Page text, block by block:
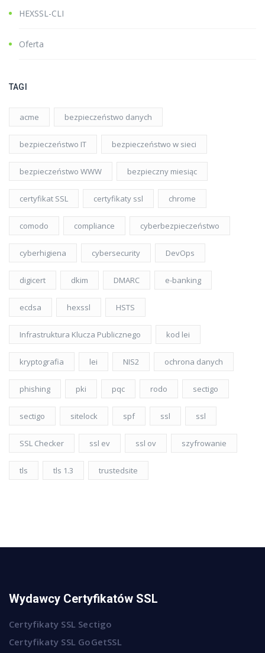
HEXSSL-CLI
Oferta
TAGI
acme bezpieczeństwo danych
bezpieczeństwo IT bezpieczeństwo w sieci
bezpieczeństwo WWW bezpieczny miesiąc
certyfikat SSL certyfikaty ssl chrome
comodo compliance cyberbezpieczeństwo
cyberhigiena cybersecurity DevOps
digicert dkim DMARC e-banking
ecdsa hexssl HSTS
Infrastruktura Klucza Publicznego kod lei
kryptografia lei NIS2 ochrona danych
phishing pki pqc rodo sectigo
sectigo sitelock spf ssl ssl
SSL Checker ssl ev ssl ov szyfrowanie
tls tls 1.3 trustedsite
Wydawcy Certyfikatów SSL
Certyfikaty SSL Sectigo
Certyfikaty SSL GoGetSSL